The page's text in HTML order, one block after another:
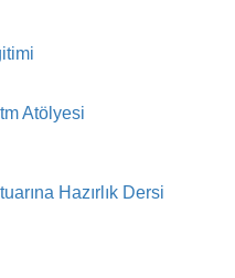
Atölyesi
Hazırlık Dersi